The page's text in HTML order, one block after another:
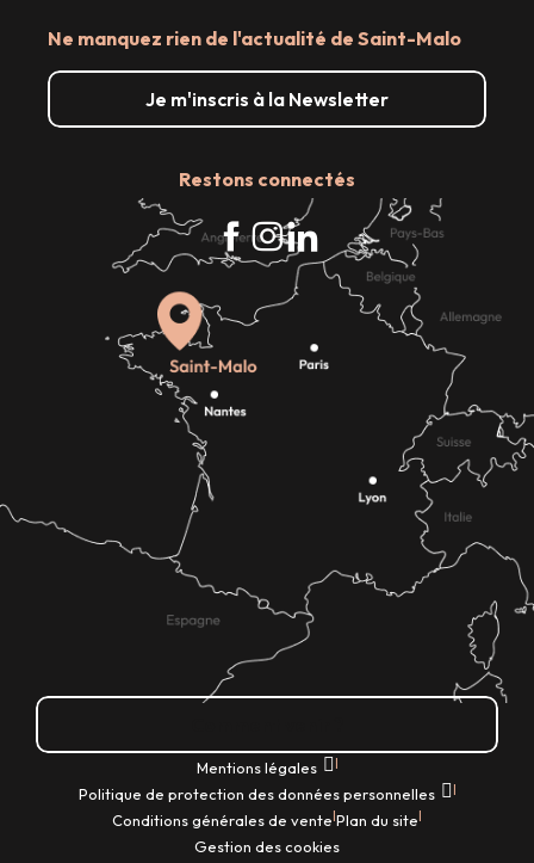
Ne manquez rien de l'actualité de Saint-Malo
Je m'inscris à la Newsletter
Restons connectés
Mentions légales |
Politique de protection des données personnelles |
Conditions générales de vente|Plan du site|
Gestion des cookies